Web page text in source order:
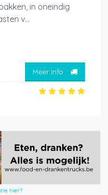
in oneindig
v...
Meer info
hier?